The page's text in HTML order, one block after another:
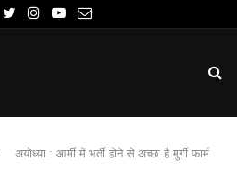
अयोध्या : आर्मी में भर्ती होने से अच्छा है मुर्गी फार्म